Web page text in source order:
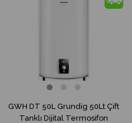
GWH DT 50L Grundig 50Lt Çift
Tanklı Dijital Termosifon